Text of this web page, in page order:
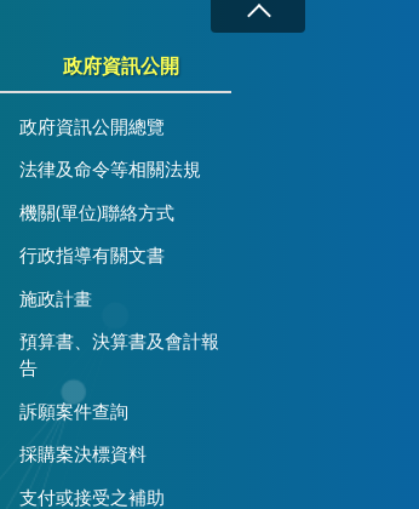
政府資訊公開
政府資訊公開總覽
法律及命令等相關法規
機關(單位)聯絡方式
行政指導有關文書
施政計畫
預算書、決算書及會計報
告
訴願案件查詢
採購案決標資料
支付或接受之補助